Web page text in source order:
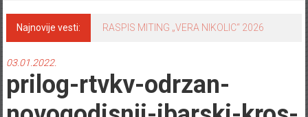
Najnovije vesti: RASPIS MITING „VERA NIKOLIC“ 2026
03.01.2022.
prilog-rtvkv-odrzan-